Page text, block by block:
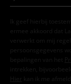
Ik geef hierbij
ermee akkoord dat
verwerkt om mij
persoonsgegevens
bepalingen van het
intrekken,
Hier kan ik me